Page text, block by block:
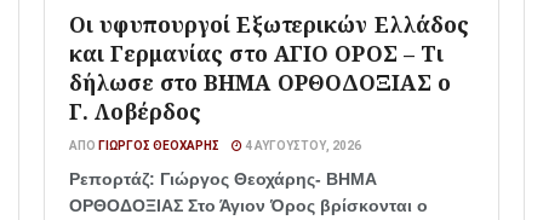
Οι υφυπουργοί Εξωτερικών Ελλάδος
και Γερμανίας στο ΑΓΙΟ ΟΡΟΣ – Τι
δήλωσε στο ΒΗΜΑ ΟΡΘΟΔΟΞΙΑΣ ο
Γ. Λοβέρδος
ΑΠΌ ΓΙΏΡΓΟΣ ΘΕΟΧΆΡΗΣ 4 ΑΥΓΟΎΣΤΟΥ, 2026
Ρεπορτάζ: Γιώργος Θεοχάρης- ΒΗΜΑ
ΟΡΘΟΔΟΞΙΑΣ Στο Άγιον Όρος βρίσκονται ο